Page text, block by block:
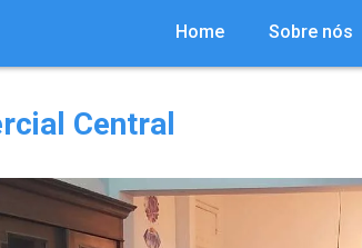
Home Sobre nós
Central